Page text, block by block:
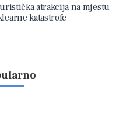
atrakcija na mjestu
katastrofe